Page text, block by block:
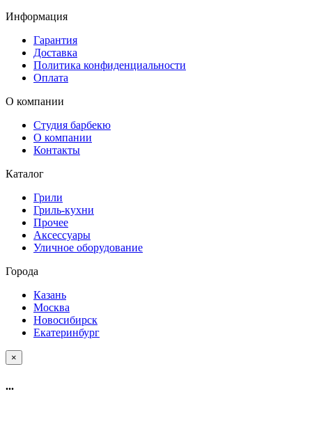
Информация
Гарантия
Доставка
Политика конфиденциальности
Оплата
О компании
Студия барбекю
О компании
Контакты
Каталог
Грили
Гриль-кухни
Прочее
Аксессуары
Уличное оборудование
Города
Казань
Москва
Новосибирск
Екатеринбург
×
...